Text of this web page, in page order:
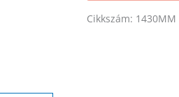
Cikkszám: 1430MM